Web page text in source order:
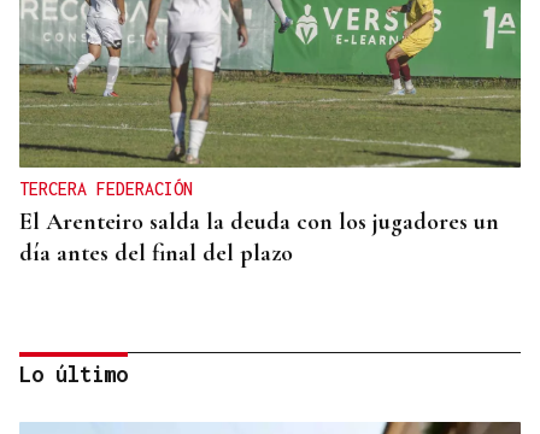
TERCERA FEDERACIÓN
El Arenteiro salda la deuda con los jugadores un
día antes del final del plazo
Lo último